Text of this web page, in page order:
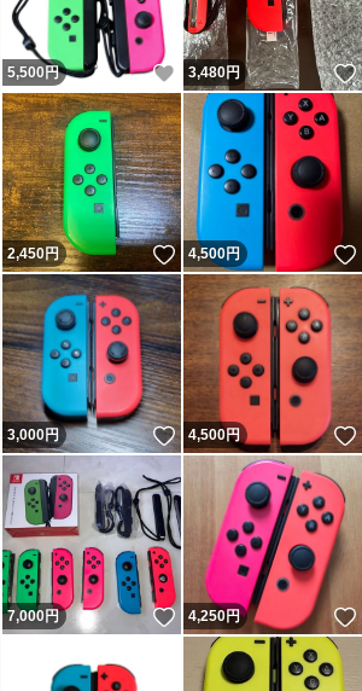
いいね！
5,500 円 いいね！
3,480円
いいね！
2,450円 いいね！
4,500円
いね！
3,000円 いいね！
4,500円
いいね！
7,000円 いいね！
4,250円